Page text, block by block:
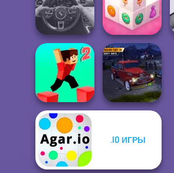
Flipper Dunk 3D Turn Turn
Traffic Jam 3D
Mahjong 3D
Candy
Parkour Block 2
Parking Fury 3D:
.IO ИГРЫ